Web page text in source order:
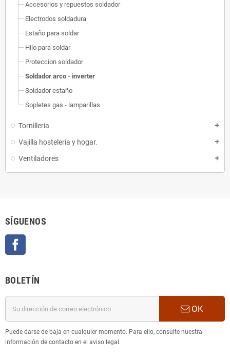
Accesorios y repuestos soldador
Electrodos soldadura
Estaño para soldar
Hilo para soldar
Proteccion soldador
Soldador arco - inverter
Soldador estaño
Sopletes gas - lamparillas
Tornilleria add
Vajilla hosteleria y hogar. add
Ventiladores add
SÍGUENOS
BOLETÍN
OK
Puede darse de baja en cualquier momento. Para ello, consulte nuestra
información de contacto en el aviso legal.